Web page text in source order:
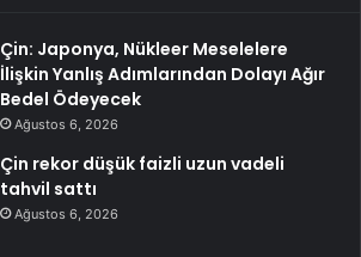
Çin: Japonya, Nükleer Meselelere
İlişkin Yanlış Adımlarından Dolayı Ağır
Bedel Ödeyecek
Ağustos 6, 2026
Çin rekor düşük faizli uzun vadeli
tahvil sattı
Ağustos 6, 2026